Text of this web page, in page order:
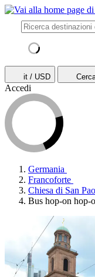
it / USD
Accedi
Germania
Francoforte
Chiesa di San
Bus hop-on hop-